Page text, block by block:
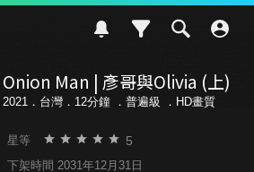
Onion Man | 彥哥與Olivia (上)
2021．台灣．12分鐘 ． 普遍級 ．HD畫質
星等 5
下架時間 2031年12月31日